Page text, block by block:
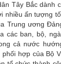
Tây Bắc dành
nhiều ấn tượng
Trung ương
các ban, bộ,
cả nước
hợp của Bộ